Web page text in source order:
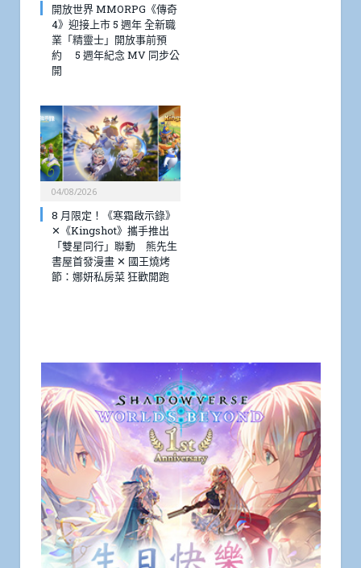
開放世界 MMORPG《傳奇
4》迎接上市 5 週年 全新職
業「精靈士」開放事前預
約 5 週年紀念 MV 同步公
開
04/08/2026
8 月限定！《寒霜啟示錄》
✕《Kingshot》攜手推出
「雙星同行」聯動 熊先生
書屋首發漫畫 ✕ 國王燒烤
節：娜妍私房菜 狂歡開跑